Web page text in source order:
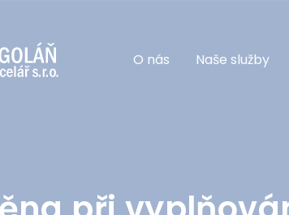
O nás Naše služby